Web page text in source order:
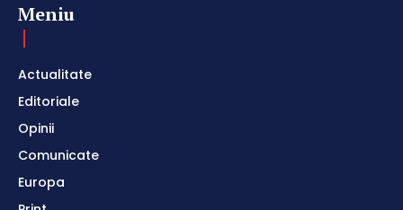
Meniu
Actualitate
Editoriale
Opinii
Comunicate
Europa